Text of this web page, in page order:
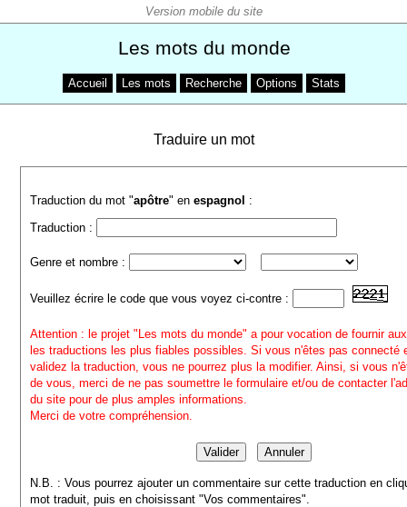
Les mots du monde
Accueil Les mots Recherche Options Stats
Traduire un mot
Traduction du mot "apôtre" enespagnol :
Traduction :
Genre et nombre :
Veuillez écrire le code que vous voyez ci-contre :
Attention : le projet "Les mots du monde" a pour vocation de fournir
les traductions les plus fiables possibles. Si vous n'êtes pas connecté
validez la traduction, vous ne pourrez plus la modifier. Ainsi, si vous
de vous, merci de ne pas soumettre le formulaire et/ou de contacter
du site pour de plus amples informations.
Merci de votre compréhension.
N.B. : Vous pourrez ajouter un commentaire sur cette traduction en
mot traduit, puis en choisissant "Vos commentaires".